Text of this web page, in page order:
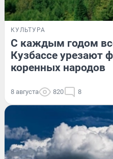
КУЛЬТУРА
С каждым годом
Кузбассе урезают
коренных народов
8 августа 820 8